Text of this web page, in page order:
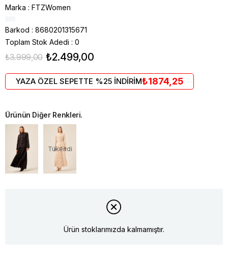
Marka : FTZWomen
Barkod : 8680201315671
Toplam Stok Adedi : 0
₺3.999,00 ₺2.499,00
YAZA ÖZEL SEPETTE %25 İNDİRİM₺1874,25
Ürünün Diğer Renkleri.
Tükendi
Ürün stoklarımızda kalmamıştır.